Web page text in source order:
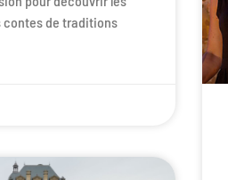
contes de traditions